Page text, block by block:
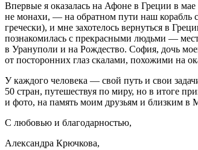
Впервые я оказалась на Афоне в Греции в
не монахи, — на обратном пути наш корабль
гречески), и мне захотелось вернуться в
познакомилась с прекрасными людьми —
в Урануполи и на Рождество. София, дочь
от посторонних глаз скалами, похожими на
У каждого человека — свой путь и свои
50 стран, путешествуя по миру, но в итоге
и фото, на память моим друзьям и близким в
С любовью и благодарностью,
Александра Крючкова,